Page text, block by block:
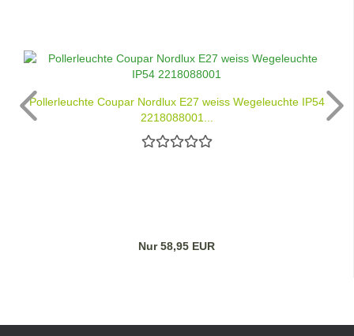
Pollerleuchte Coupar Nordlux E27 weiss Wegeleuchte IP54
2218088001...
Nur 58,95 EUR